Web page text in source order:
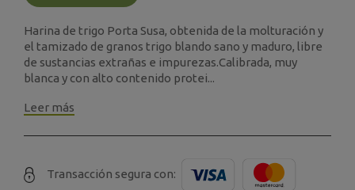
Harina de trigo Porta Susa, obtenida de la molturación y
el tamizado de granos trigo blando sano y maduro, libre
de sustancias extrañas e impurezas.Calibrada, muy
blanca y con alto contenido protei...
Leer más
Transacción segura con: